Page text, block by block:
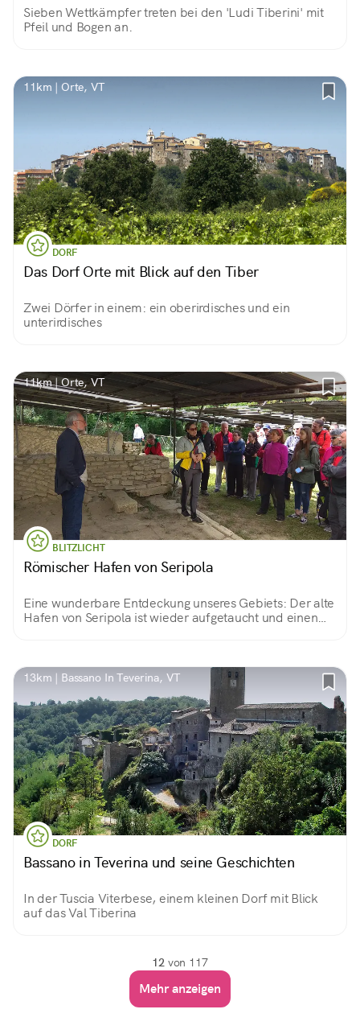
Sieben Wettkämpfer treten bei den 'Ludi Tiberini' mit
Pfeil und Bogen an.
11km | Orte, VT
DORF
Das Dorf Orte mit Blick auf den Tiber
Zwei Dörfer in einem: ein oberirdisches und ein
unterirdisches
11km | Orte, VT
BLITZLICHT
Römischer Hafen von Seripola
Eine wunderbare Entdeckung unseres Gebiets: Der alte
Hafen von Seripola ist wieder aufgetaucht und einen
13km | Bassano In Teverina, VT
DORF
Bassano in Teverina und seine Geschichten
In der Tuscia Viterbese, einem kleinen Dorf mit Blick
auf das Val Tiberina
12von 117
Mehr anzeigen